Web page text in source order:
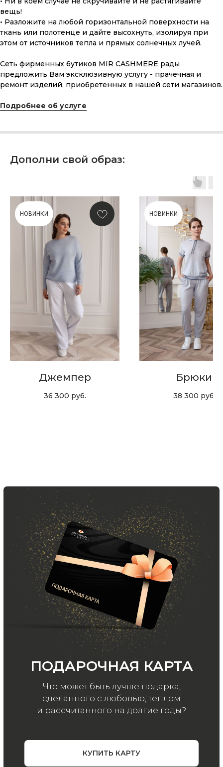
вещь!
• Разложите на любой горизонтальной поверхности на
ткань или полотенце и дайте высохнуть, изолируя при
этом от источников тепла и прямых солнечных лучей.
Сеть фирменных бутиков MIR CASHMERE рады
предложить Вам эксклюзивную услугу - прачечная и
ремонт изделий, приобретенных в нашей сети магазинов.
Подробнее об услуге
Дополни свой образ:
НОВИНКИ
Джемпер
36 300 руб.
НОВИНКИ
Брюки
38 300 руб.
ПОДАРОЧНАЯ КАРТА
Что может быть лучше подарка,
КУПИТЬ КАРТУ
Скидка 10% за подписку
на Телеграм канал
Хотите быть в курсе всех новинок
и акций, подпишитесь на email рассылку
Ваш e-mail
Новинки, акции, подарки
и модный журнал — всё это
в нашем телеграмм канале:
MIR CASHMERE Official
ООО «МИР КАШЕМИРА» © 2023
Все права защищены.
конфиденциальности